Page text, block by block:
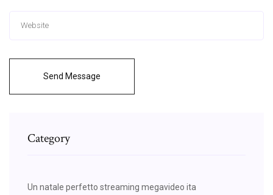
Send Message
Category
Un natale perfetto streaming megavideo ita